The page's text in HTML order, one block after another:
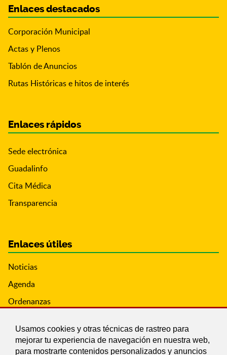
Usamos cookies y otras técnicas de rastreo para
mejorar tu experiencia de navegación en nuestra web,
para mostrarte contenidos personalizados y anuncios
Enlaces destacados
Corporación Municipal
Actas y Plenos
Tablón de Anuncios
Rutas Históricas e hitos de interés
Enlaces rápidos
Sede electrónica
Guadalinfo
Cita Médica
Transparencia
Enlaces útiles
Noticias
Agenda
Ordenanzas